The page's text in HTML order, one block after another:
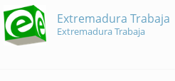
Extremadura Trabaja
Extremadura Trabaja